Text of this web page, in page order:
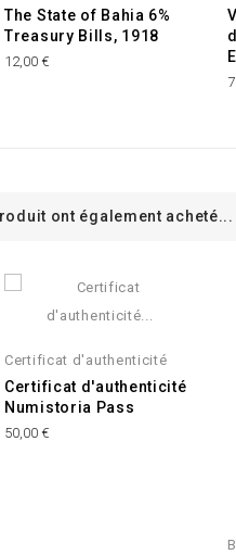
The State of Bahia 6%
Treasury Bills, 1918
12,00 €
ont également acheté...
Certificat d'authenticité
Certificat d'authenticité
Numistoria Pass
50,00 €